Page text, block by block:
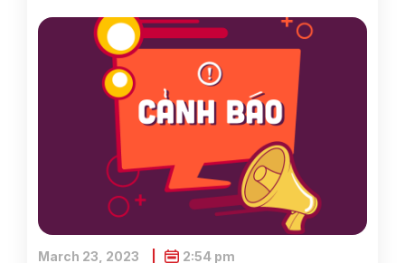
SCIC sở hữu
March 23, 2023 2:54 pm